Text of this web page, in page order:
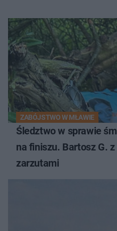
ZABÓJSTWO W MŁAWIE
Śledztwo w sprawie
na finiszu. Bartosz G.
zarzutami